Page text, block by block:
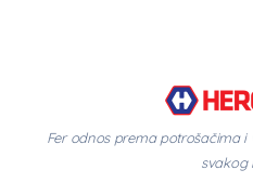
Fer odnos prema potrošačima
svakog